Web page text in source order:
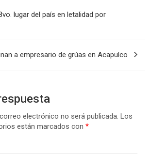
lugar del país en letalidad por
a empresario de grúas en Acapulco
electrónico no será publicada. Los
están marcados con *